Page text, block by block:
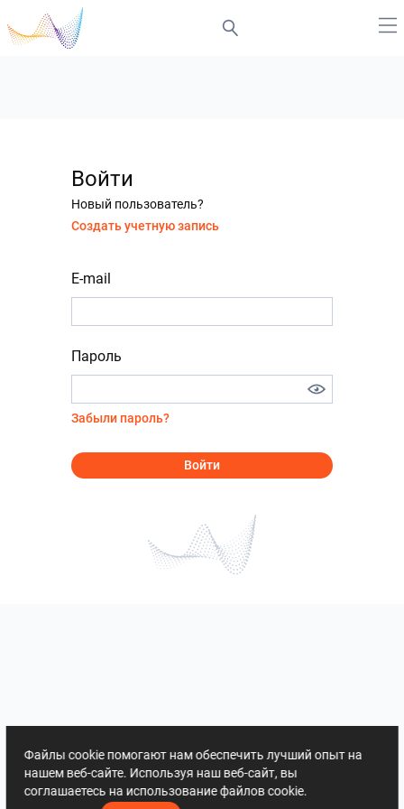
Войти
Новый пользователь?
Создать учетную запись
E-mail
Пароль
Забыли пароль?
Войти
Файлы cookie помогают нам обеспечить лучший опыт на
нашем веб-сайте. Используя наш веб-сайт, вы
соглашаетесь на использование файлов cookie.